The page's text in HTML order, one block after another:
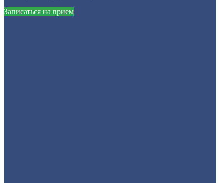
Записаться на прием